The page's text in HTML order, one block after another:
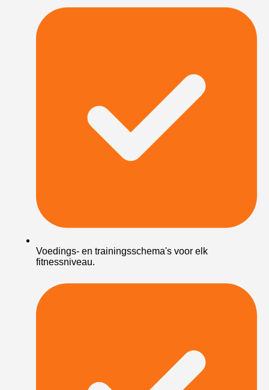
Voedings- en trainingsschema's voor elk
fitnessniveau.